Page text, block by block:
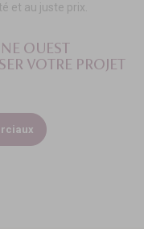
et au juste prix.
OUEST
VOTRE PROJET